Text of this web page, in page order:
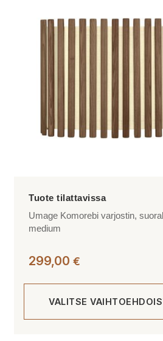
Umage Komorebi varjostin,
medium
299,00 €
VALITSE